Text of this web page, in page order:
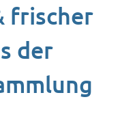
frischer
der